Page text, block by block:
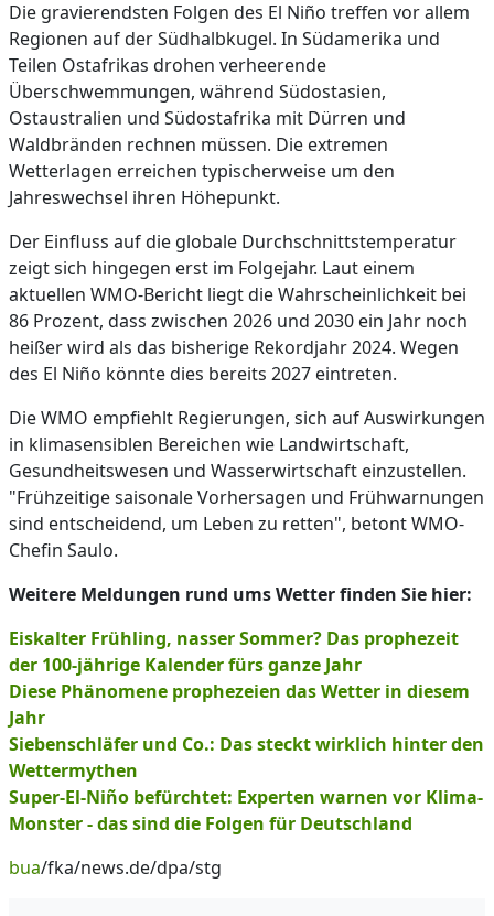
Die gravierendsten Folgen des El Niño treffen vor allem
Regionen auf der Südhalbkugel. In Südamerika und
Teilen Ostafrikas drohen verheerende
Überschwemmungen, während Südostasien,
Ostaustralien und Südostafrika mit Dürren und
Waldbränden rechnen müssen. Die extremen
Wetterlagen erreichen typischerweise um den
Jahreswechsel ihren Höhepunkt.
Der Einfluss auf die globale Durchschnittstemperatur
zeigt sich hingegen erst im Folgejahr. Laut einem
aktuellen WMO-Bericht liegt die Wahrscheinlichkeit bei
86 Prozent, dass zwischen 2026 und 2030 ein Jahr noch
heißer wird als das bisherige Rekordjahr 2024. Wegen
des El Niño könnte dies bereits 2027 eintreten.
Die WMO empfiehlt Regierungen, sich auf Auswirkungen
in klimasensiblen Bereichen wie Landwirtschaft,
Gesundheitswesen und Wasserwirtschaft einzustellen.
"Frühzeitige saisonale Vorhersagen und Frühwarnungen
sind entscheidend, um Leben zu retten", betont WMO-
Chefin Saulo.
Weitere Meldungen rund ums Wetter finden Sie hier:
Eiskalter Frühling, nasser Sommer? Das prophezeit
der 100-jährige Kalender fürs ganze Jahr
Diese Phänomene prophezeien das Wetter in diesem
Jahr
Siebenschläfer und Co.: Das steckt wirklich hinter den
Wettermythen
Super-El-Niño befürchtet: Experten warnen vor Klima-
Monster - das sind die Folgen für Deutschland
bua/fka/news.de/dpa/stg